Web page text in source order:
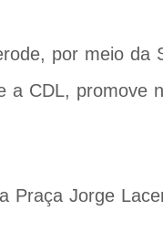
por meio da
a CDL, promove
Praça Jorge